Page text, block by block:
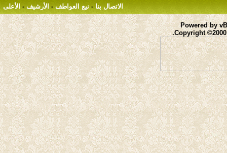
الاتصال بنا - نبع العواطف - الأرشيف - الأعلى
Powered by
Copyright